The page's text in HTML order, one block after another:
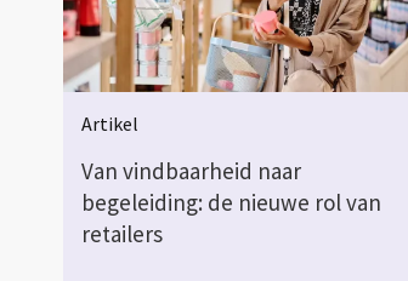
Artikel
Van vindbaarheid naar
begeleiding: de nieuwe rol van
retailers